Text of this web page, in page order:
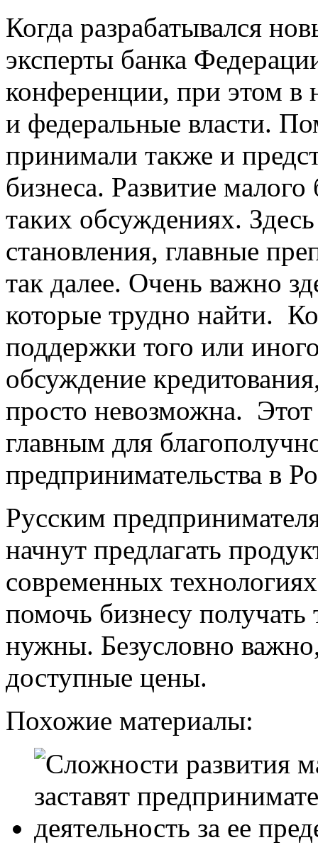
Когда разрабатывался
эксперты банка
конференции, при этом в
и федеральные власти.
принимали также и
бизнеса. Развитие
таких обсуждениях.
становления, главные
так далее. Очень важно
которые трудно найти.
поддержки того или
обсуждение
просто невозможна. Этот
главным для
предпринимательства в
Русским
начнут предлагать
современных
помочь бизнесу
нужны. Безусловно
доступные цены.
Похожие материалы: